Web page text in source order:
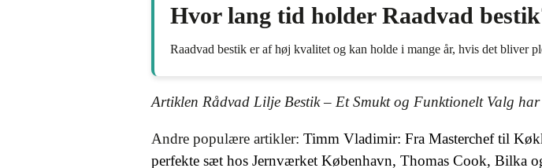
Hvor lang tid holder Raadvad
Raadvad bestik er af høj kvalitet og kan holde i mange år, hvis det bliver
Artiklen Rådvad Lilje Bestik – Et Smukt og Funktionelt Valg
Andre populære artikler: Timm Vladimir: Fra Masterchef til
perfekte sæt hos Jernværket København, Thomas Cook, Bilka